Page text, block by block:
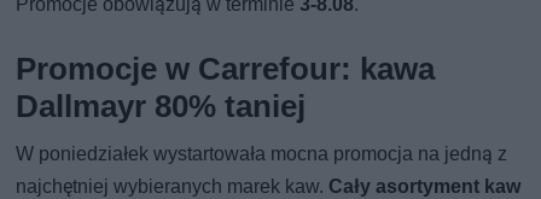
Promocje w Carrefour: kawa
Dallmayr 80% taniej
W poniedziałek wystartowała mocna promocja na jedną z
najchętniej wybieranych marek kaw. Cały asortyment kaw